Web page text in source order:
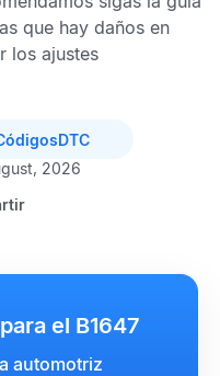
que hay daños en
los ajustes
2026
el B1647
automotriz